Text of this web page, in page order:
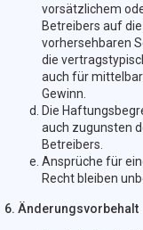
vorsätzlichem
Betreibers auf
vorhersehbaren
die
auch für
Gewinn.
Die
auch zugunsten
Betreibers.
Ansprüche für
Recht bleiben
6. Änderungsvorbehalt